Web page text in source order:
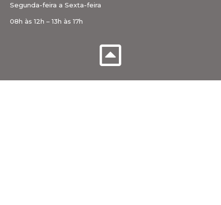
Segunda-feira a Sexta-feira
08h às 12h – 13h às 17h